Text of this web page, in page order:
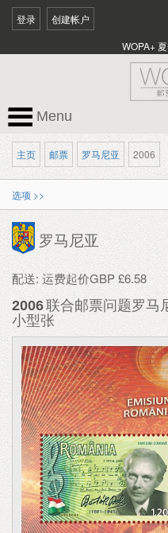
登录 创建帐户
WOPA+
Menu
主页 邮票 罗马尼亚 2006
选项 >>
罗马尼亚
配送: 运费起价GBP £6.58
2006联合邮票问题罗马
小型张